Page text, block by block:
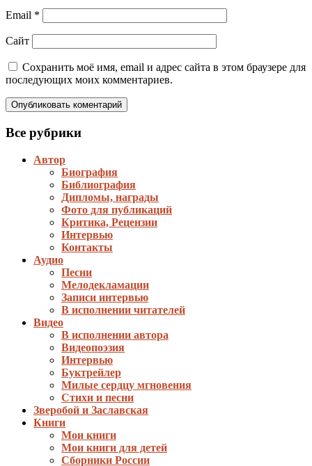
Email *
Сайт
Сохранить моё имя, email и адрес сайта в этом браузере для
последующих моих комментариев.
Все рубрики
Автор
Биография
Библиография
Дипломы, награды
Фото для публикаций
Критика, Рецензии
Интервью
Контакты
Аудио
Песни
Мелодекламации
Записи интервью
В исполнении читателей
Видео
В исполнении автора
Видеопоэзия
Интервью
Буктрейлер
Милые сердцу мгновения
Стихи и песни
Зверобой и Заславская
Книги
Мои книги
Мои книги для детей
Сборники России